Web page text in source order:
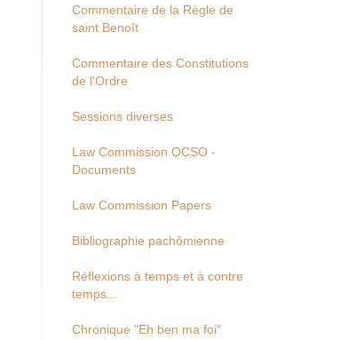
Commentaire de la Règle de
saint Benoît
Commentaire des Constitutions
de l'Ordre
Sessions diverses
Law Commission OCSO -
Documents
Law Commission Papers
Bibliographie pachômienne
Réflexions à temps et à contre
temps...
Chronique "Eh ben ma foi"